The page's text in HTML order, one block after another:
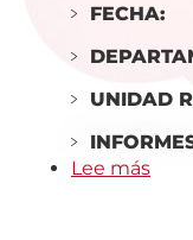
FECHA:
UNIDAD
Lee más